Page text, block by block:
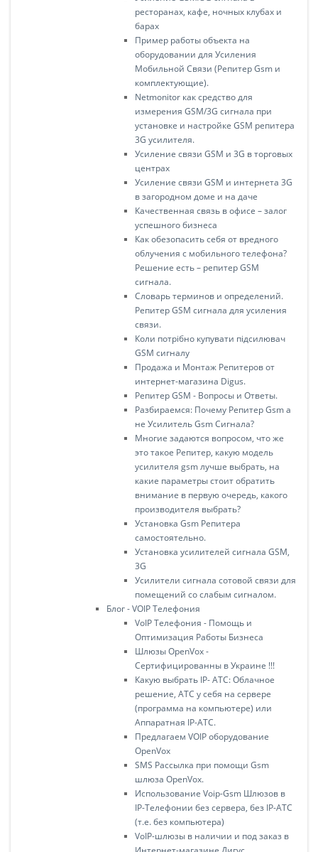
ресторанах, кафе, ночных клубах и
барах
Пример работы объекта на
оборудовании для Усиления
Мобильной Связи (Репитер Gsm и
комплектующие).
Netmonitor как средство для
измерения GSM/3G сигнала при
установке и настройке GSM репитера
3G усилителя.
Усиление связи GSM и 3G в торговых
центрах
Усиление связи GSM и интернета 3G
в загородном доме и на даче
Качественная связь в офисе – залог
успешного бизнеса
Как обезопасить себя от вредного
облучения с мобильного телефона?
Решение есть – репитер GSM
сигнала.
Словарь терминов и определений.
Репитер GSM cигнала для усиления
связи.
Коли потрібно купувати підсилювач
GSM сигналу
Продажа и Монтаж Репитеров от
интернет-магазина Digus.
Репитер GSM - Вопросы и Ответы.
Разбираемся: Почему Репитер Gsm а
не Усилитель Gsm Сигнала?
Многие задаются вопросом, что же
это такое Репитер, какую модель
усилителя gsm лучше выбрать, на
какие параметры стоит обратить
внимание в первую очередь, какого
производителя выбрать?
Установка Gsm Репитера
самостоятельно.
Установка усилителей сигнала GSM,
3G
Усилители сигнала сотовой cвязи для
помещений со слабым сигналом.
Блог - VOIP Телефония
VoIP Телефония - Помощь и
Оптимизация Работы Бизнеса
Шлюзы OpenVox -
Сертифицированны в Украине !!!
Какую выбрать IP- АТС: Облачное
решение, АТС у себя на сервере
(программа на компьютере) или
Аппаратная IP-АТС.
Предлагаем VOIP оборудование
OpenVox
SMS Рассылка при помощи Gsm
шлюза OpenVox.
Использование Voip-Gsm Шлюзов в
IP-Телефонии без сервера, без IP-АТС
(т.е. без компьютера)
VoIP-шлюзы в наличии и под заказ в